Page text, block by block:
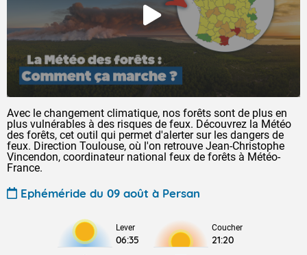
Avec le changement climatique, nos forêts sont de plus en
plus vulnérables à des risques de feux. Découvrez la Météo
des forêts, cet outil qui permet d'alerter sur les dangers de
feux. Direction Toulouse, où l'on retrouve Jean-Christophe
Vincendon, coordinateur national feux de forêts à Météo-
France.
Ephéméride du 09 août à Persan
Lever
06:35
Coucher
21:20